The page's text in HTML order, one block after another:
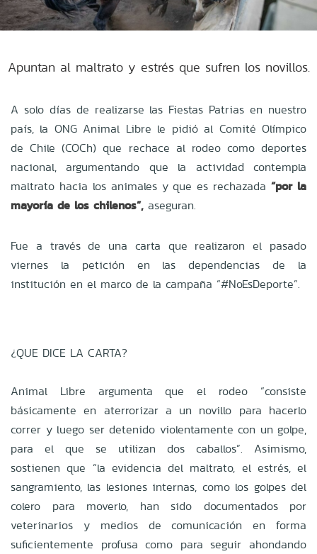
Apuntan al maltrato y estrés que sufren los novillos.
A solo días de realizarse las Fiestas Patrias en nuestro
país, la ONG Animal Libre le pidió al Comité Olímpico
de Chile (COCh) que rechace al rodeo como deportes
nacional, argumentando que la actividad contempla
maltrato hacia los animales y que es rechazada“por la
mayoría de los chilenos”, aseguran.
Fue a través de una carta que realizaron el pasado
viernes la petición en las dependencias de la
institución en el marco de la campaña “#NoEsDeporte”.
¿QUE DICE LA CARTA?
Animal Libre argumenta que el rodeo “consiste
básicamente en aterrorizar a un novillo para hacerlo
correr y luego ser detenido violentamente con un golpe,
para el que se utilizan dos caballos”. Asimismo,
sostienen que “la evidencia del maltrato, el estrés, el
sangramiento, las lesiones internas, como los golpes del
colero para moverlo, han sido documentados por
veterinarios y medios de comunicación en forma
suficientemente profusa como para seguir ahondando